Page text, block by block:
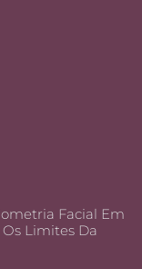
Facial Em
Limites Da